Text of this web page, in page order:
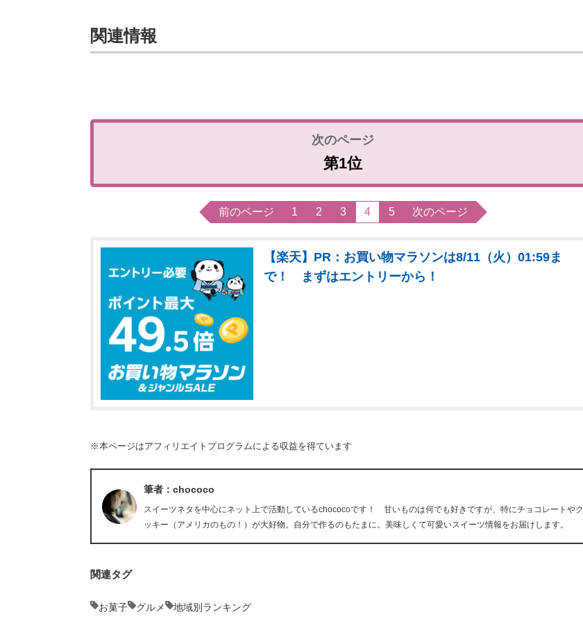
関連情報
第1位
前のページ 1 2 3 4 5 次のページ
【楽天】PR：お買い物マラソンは8/11（火）01:59ま
で！ まずはエントリーから！
※本ページはアフィリエイトプログラムによる収益を得ています
筆者：chococo
スイーツネタを中心にネット上で活動しているchococoです！ 甘いものは何でも好きですが、特にチョコレートやク
ッキー（アメリカのもの！）が大好物。自分で作るのもたまに。美味しくて可愛いスイーツ情報をお届けします。
関連タグ
お菓子 グルメ 地域別ランキング